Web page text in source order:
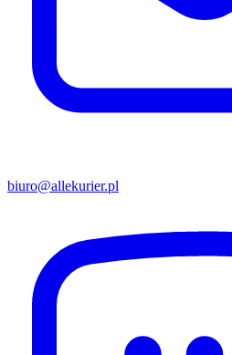
biuro@allekurier.pl